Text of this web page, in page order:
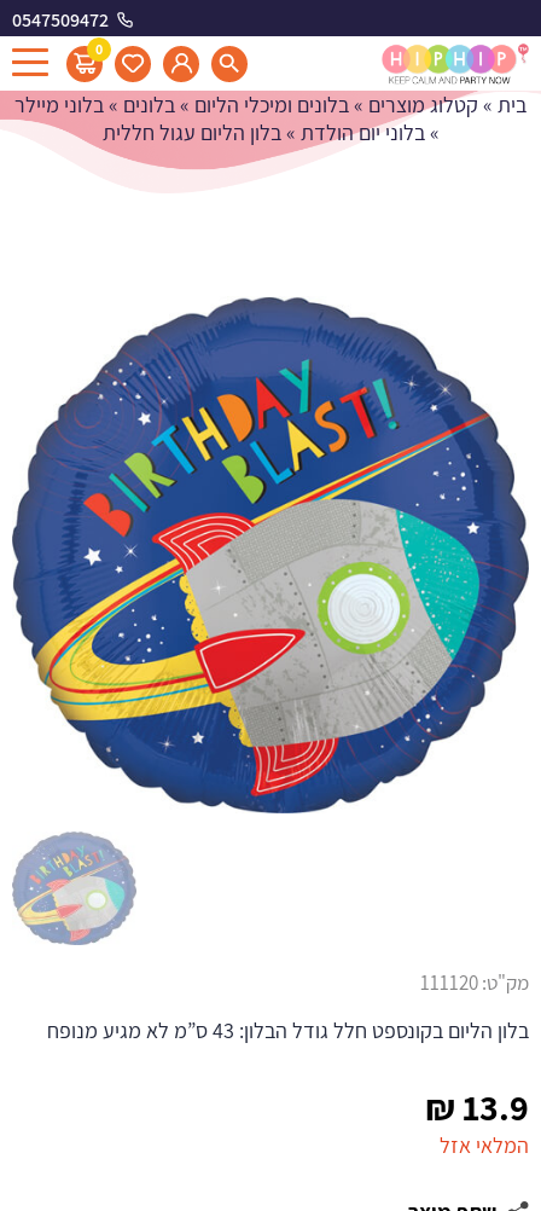
0547509472
0
בלון הליום עגול חללית
בית » קטלוג מוצרים »בלונים ומיכלי הליום »בלונים »בלוני מיילר
»בלוני יום הולדת »בלון הליום עגול חללית
13.9
₪
המלאי אזל
מק"ט:111120
בלון הליום בקונספט חלל גודל הבלון: 43 ס”מ לא מגיע מנופח